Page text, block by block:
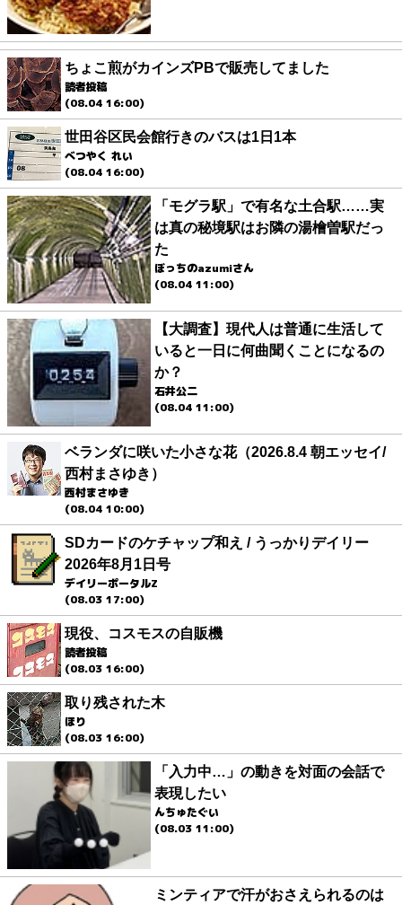
ちょこ煎がカインズPBで販売してました
読者投稿
(08.04 16:00)
世田谷区民会館行きのバスは1日1本
べつやく れい
(08.04 16:00)
「モグラ駅」で有名な土合駅……実
は真の秘境駅はお隣の湯檜曽駅だっ
た
ぼっちのazumiさん
(08.04 11:00)
【大調査】現代人は普通に生活して
いると一日に何曲聞くことになるの
か？
石井公二
(08.04 11:00)
ベランダに咲いた小さな花（2026.8.4 朝エッセイ/
西村まさゆき）
西村まさゆき
(08.04 10:00)
SDカードのケチャップ和え / うっかりデイリー
2026年8月1日号
デイリーポータルZ
(08.03 17:00)
現役、コスモスの自販機
読者投稿
(08.03 16:00)
取り残された木
ほり
(08.03 16:00)
「入力中…」の動きを対面の会話で
表現したい
んちゅたぐい
(08.03 11:00)
ミンティアで汗がおさえられるのは